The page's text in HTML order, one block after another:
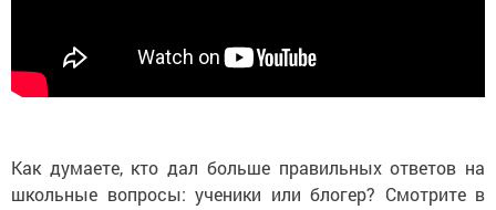
Как думаете, кто дал больше правильных ответов на
школьные вопросы: ученики или блогер? Смотрите в